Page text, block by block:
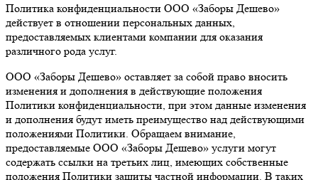
Политика конфиденциальности ООО «Заборы Дешево»
действует в отношении персональных данных,
предоставляемых клиентами компании для оказания
различного рода услуг.
ООО «Заборы Дешево» оставляет за собой право вносить
изменения и дополнения в действующие положения
Политики конфиденциальности, при этом данные изменения
и дополнения будут иметь преимущество над действующими
положениями Политики. Обращаем внимание,
предоставляемые ООО «Заборы Дешево» услуги могут
содержать ссылки на третьих лиц, имеющих собственные
положения Политики защиты частной информации. В таких